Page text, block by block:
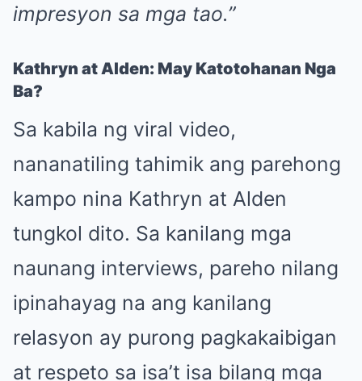
impresyon sa mga tao.”
Kathryn at Alden: May Katotohanan Nga
Ba?
Sa kabila ng viral video,
nananatiling tahimik ang parehong
kampo nina Kathryn at Alden
tungkol dito. Sa kanilang mga
naunang interviews, pareho nilang
ipinahayag na ang kanilang
relasyon ay purong pagkakaibigan
at respeto sa isa’t isa bilang mga